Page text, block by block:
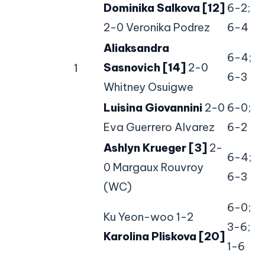
1
Dominika Salkova [12]
2-0 Veronika Podrez
6-2;
6-4
Aliaksandra
Sasnovich [14] 2-0
Whitney Osuigwe
6-4;
6-3
Luisina Giovannini 2-0
Eva Guerrero Alvarez
6-0;
6-2
Ashlyn Krueger [3] 2-
0 Margaux Rouvroy
(WC)
6-4;
6-3
Ku Yeon-woo 1-2
Karolina Pliskova [20]
6-0;
3-6;
1-6